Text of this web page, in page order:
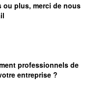
ou plus, merci de nous
professionnels de
entreprise ?